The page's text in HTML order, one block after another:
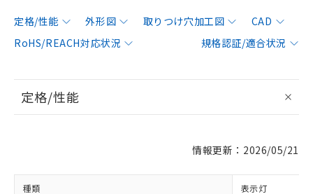
定格/性能 外形図 取りつけ穴加工図
CAD
RoHS/REACH対応状況
規格認証/適合状況
定格/性能
情報更新：2026/05/21
種類 表示灯